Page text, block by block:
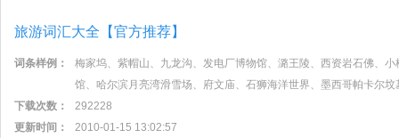
旅游词汇大全【官方推荐】
词条样例：
梅家坞、紫帽山、九龙沟、发电厂博物馆、潞王陵、西资岩石佛、
馆、哈尔滨月亮湾滑雪场、府文庙、石狮海洋世界、墨西哥帕卡尔坟
下载次数：
292228
更新时间：
2010-01-15 13:02:57